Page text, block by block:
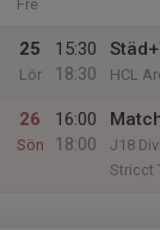
Fre
25
Lör
15:30
18:30
HCL
26
Sön
16:00
18:00
J18
Stricct